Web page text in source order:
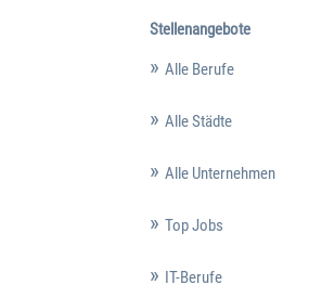
Stellenangebote
Alle Berufe
Alle Städte
Alle Unternehmen
Top Jobs
IT-Berufe